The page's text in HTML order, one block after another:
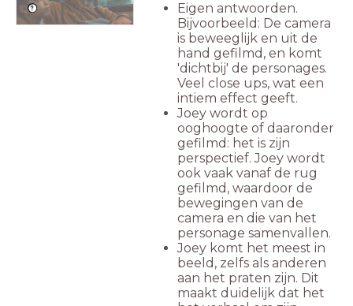
Eigen antwoorden.
Bijvoorbeeld: De camera
is beweeglijk en uit de
hand gefilmd, en komt
'dichtbij' de personages.
Veel close ups, wat een
intiem effect geeft.
Joey wordt op
ooghoogte of daaronder
gefilmd: het is zijn
perspectief. Joey wordt
ook vaak vanaf de rug
gefilmd, waardoor de
bewegingen van de
camera en die van het
personage samenvallen.
Joey komt het meest in
beeld, zelfs als anderen
aan het praten zijn. Dit
maakt duidelijk dat het